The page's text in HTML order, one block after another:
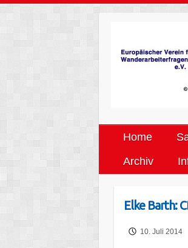
Home
Archiv
Elke Barth:
10. Juli 2014